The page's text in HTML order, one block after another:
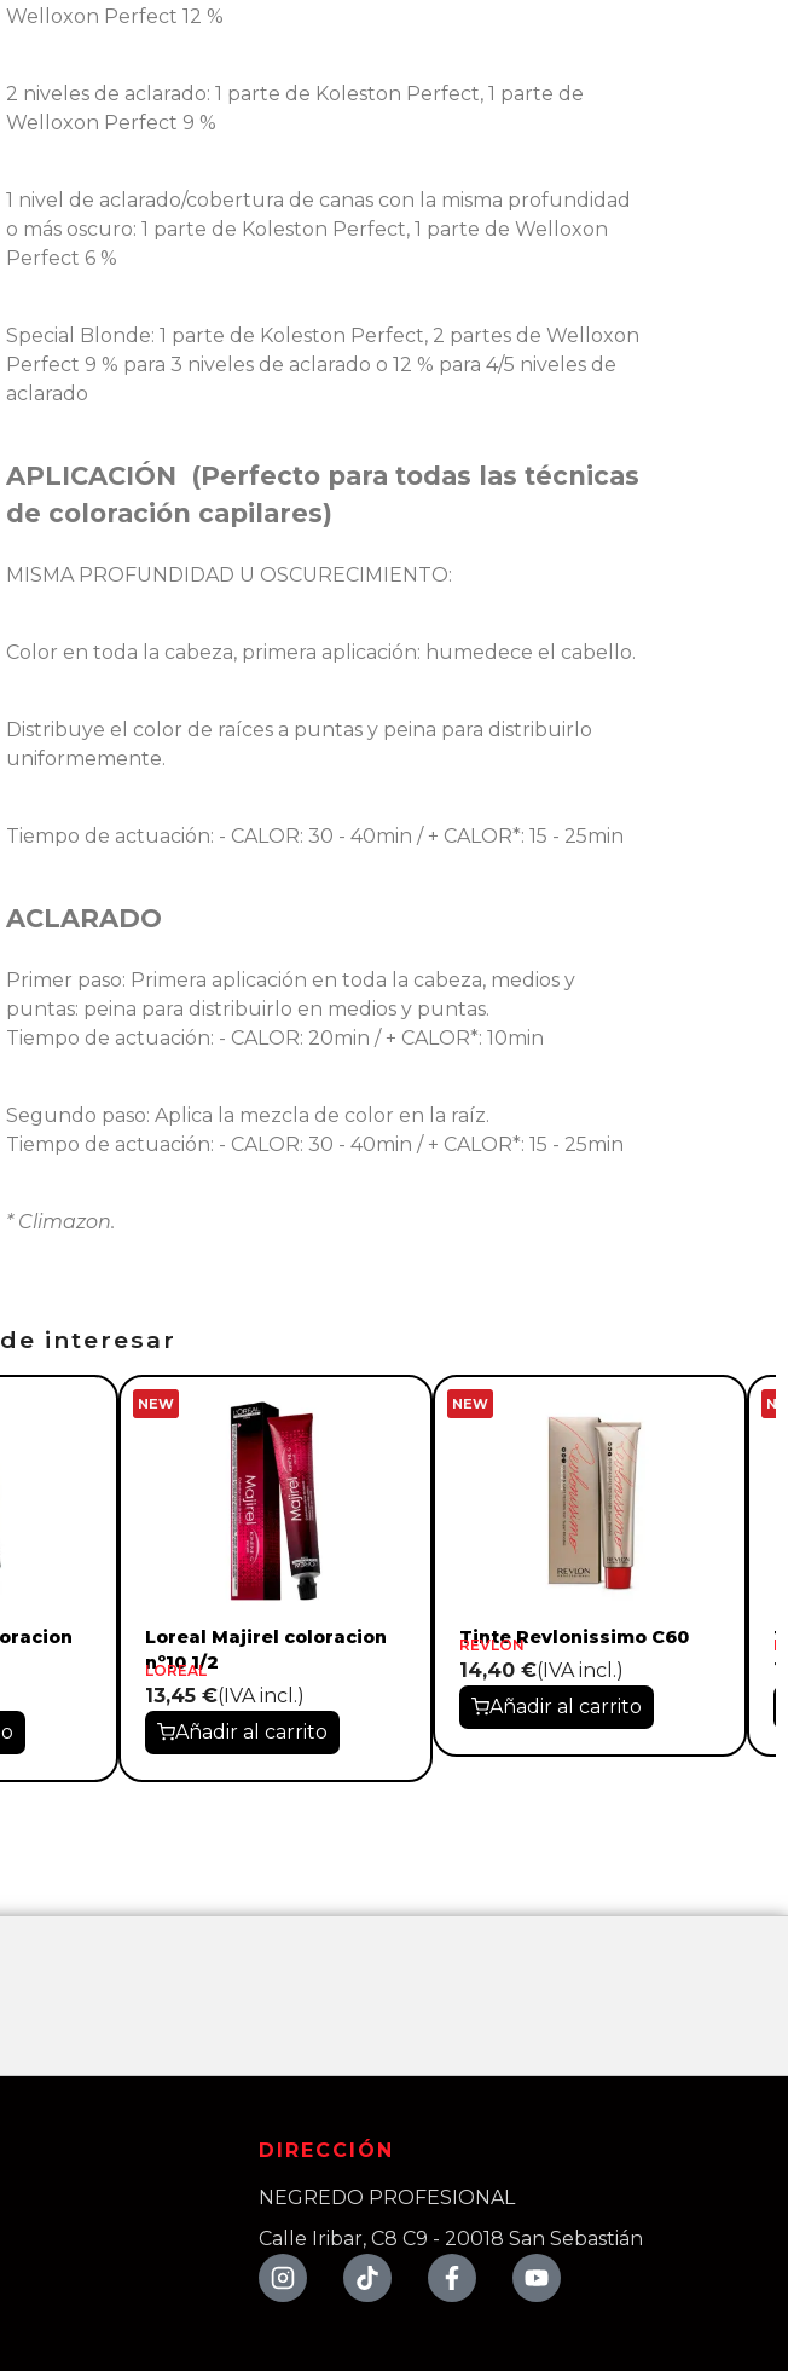
Welloxon Perfect 12 %
2 niveles de aclarado: 1 parte de Koleston Perfect, 1 parte de
Welloxon Perfect 9 %
1 nivel de aclarado/cobertura de canas con la misma profundidad
o más oscuro: 1 parte de Koleston Perfect, 1 parte de Welloxon
Perfect 6 %
Special Blonde: 1 parte de Koleston Perfect, 2 partes de Welloxon
Perfect 9 % para 3 niveles de aclarado o 12 % para 4/5 niveles de
aclarado
APLICACIÓN (Perfecto para todas las técnicas
de coloración capilares)
MISMA PROFUNDIDAD U OSCURECIMIENTO:
Color en toda la cabeza, primera aplicación: humedece el cabello.
Distribuye el color de raíces a puntas y peina para distribuirlo
uniformemente.
Tiempo de actuación: - CALOR: 30 - 40min / + CALOR*: 15 - 25min
ACLARADO
Primer paso: Primera aplicación en toda la cabeza, medios y
puntas: peina para distribuirlo en medios y puntas.
Tiempo de actuación: - CALOR: 20min / + CALOR*: 10min
Segundo paso: Aplica la mezcla de color en la raíz.
Tiempo de actuación: - CALOR: 30 - 40min / + CALOR*: 15 - 25min
* Climazon.
interesar
NEW
Loreal Majirel coloracion
nº10 1/2
LOREAL
13,45 €(IVA incl.)
Añadir al carrito
NEW
Tinte Revlonissimo C60
REVLON
14,40 €(IVA incl.)
Añadir al carrito
DIRECCIÓN
NEGREDO PROFESIONAL
Calle Iribar, C8 C9 - 20018 San Sebastián